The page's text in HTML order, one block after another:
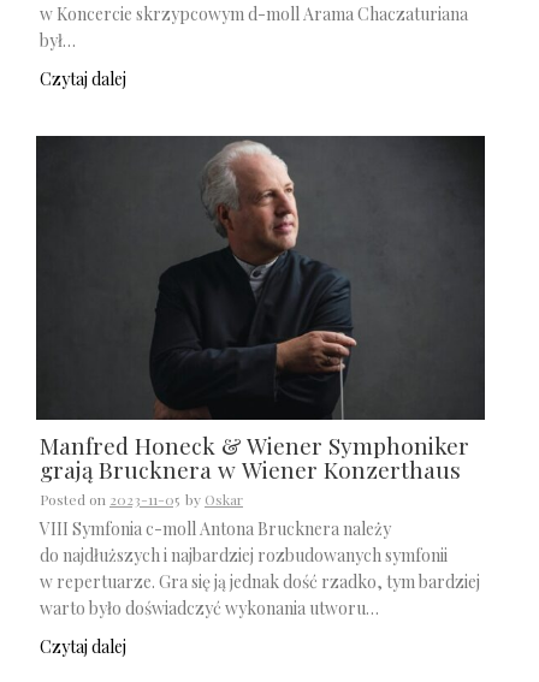
w Koncercie skrzypcowym d-moll Arama Chaczaturiana
był…
Czytaj dalej
Manfred Honeck & Wiener Symphoniker
grają Brucknera w Wiener Konzerthaus
Posted on 2023-11-05 by Oskar
VIII Symfonia c-moll Antona Brucknera należy
do najdłuższych i najbardziej rozbudowanych symfonii
w repertuarze. Gra się ją jednak dość rzadko, tym bardziej
warto było doświadczyć wykonania utworu…
Czytaj dalej